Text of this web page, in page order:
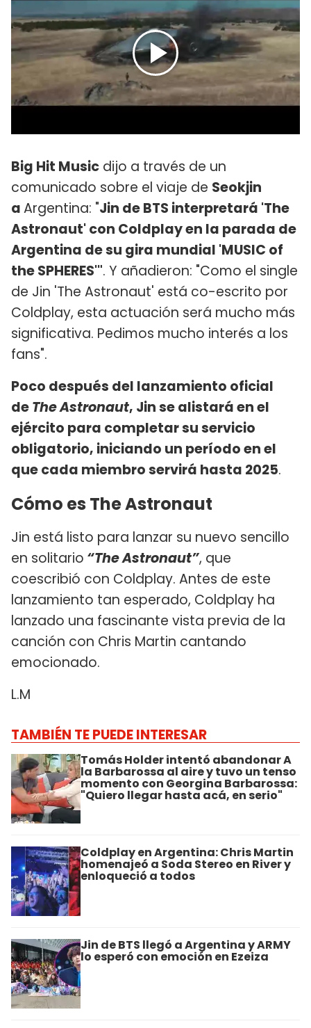
Big Hit Music dijo a través de un
comunicado sobre el viaje de Seokjin
aArgentina: "Jin de BTS interpretará 'The
Astronaut' con Coldplay en la parada de
Argentina de su gira mundial 'MUSIC of
the SPHERES'". Y añadieron: "Como el single
de Jin 'The Astronaut' está co-escrito por
Coldplay, esta actuación será mucho más
significativa. Pedimos mucho interés a los
fans".
Poco después del lanzamiento oficial
deThe Astronaut, Jin se alistará en el
ejército para completar su servicio
obligatorio, iniciando un período en el
que cada miembro servirá hasta 2025.
Cómo es The Astronaut
Jin está listo para lanzar su nuevo sencillo
en solitario “The Astronaut”, que
coescribió con Coldplay. Antes de este
lanzamiento tan esperado, Coldplay ha
lanzado una fascinante vista previa de la
canción con Chris Martin cantando
emocionado.
L.M
TAMBIÉN TE PUEDE INTERESAR
Tomás Holder intentó abandonar A
la Barbarossa al aire y tuvo un tenso
momento con Georgina Barbarossa:
"Quiero llegar hasta acá, en serio"
Coldplay en Argentina: Chris Martin
homenajeó a Soda Stereo en River y
enloqueció a todos
Jin de BTS llegó a Argentina y ARMY
lo esperó con emoción en Ezeiza